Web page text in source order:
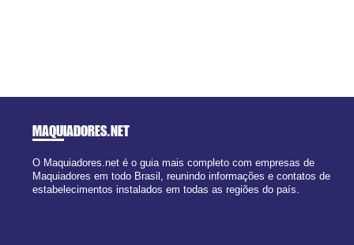
MAQUIADORES.NET
O Maquiadores.net é o guia mais completo com empresas de
Maquiadores em todo Brasil, reunindo informações e contatos de
estabelecimentos instalados em todas as regiões do país.